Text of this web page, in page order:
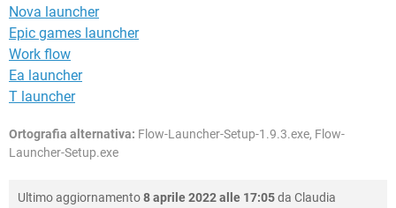
Nova launcher
Epic games launcher
Work flow
Ea launcher
T launcher
Ortografia alternativa: Flow-Launcher-Setup-1.9.3.exe, Flow-
Launcher-Setup.exe
Ultimo aggiornamento8 aprile 2022 alle 17:05da Claudia